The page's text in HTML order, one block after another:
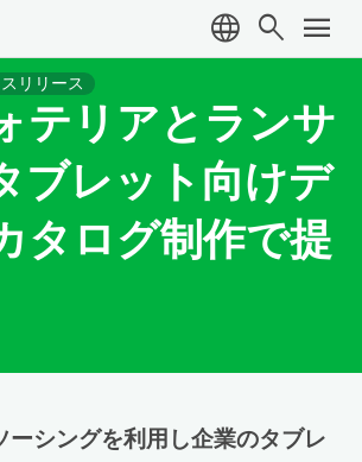
language search menu
リリース
テリアとランサ
ブレット向けデ
タログ制作で提
シングを利用し企業のタブレ